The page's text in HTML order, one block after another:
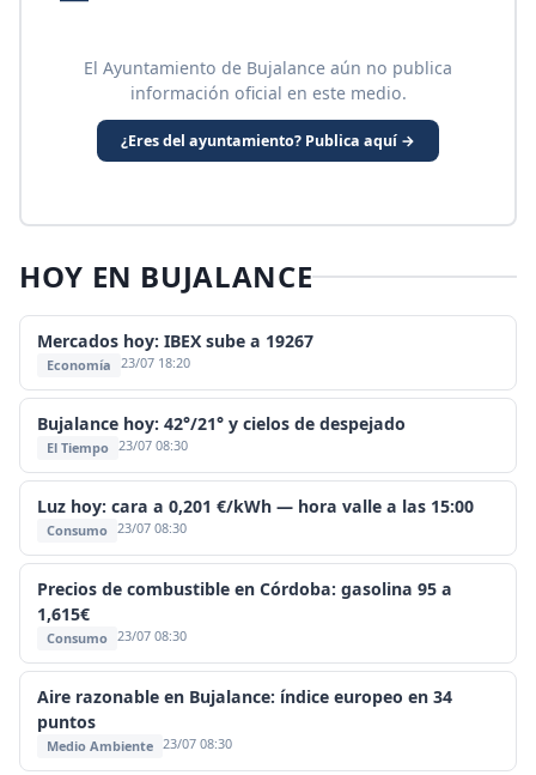
El Ayuntamiento de Bujalance aún no publica
información oficial en este medio.
¿Eres del ayuntamiento? Publica aquí →
HOY EN BUJALANCE
Mercados hoy: IBEX sube a 19267
Economía 23/07 18:20
Bujalance hoy: 42°/21° y cielos de despejado
El Tiempo 23/07 08:30
Luz hoy: cara a 0,201 €/kWh — hora valle a las 15:00
Consumo 23/07 08:30
Precios de combustible en Córdoba: gasolina 95 a
1,615€
Consumo 23/07 08:30
Aire razonable en Bujalance: índice europeo en 34
puntos
Medio Ambiente 23/07 08:30